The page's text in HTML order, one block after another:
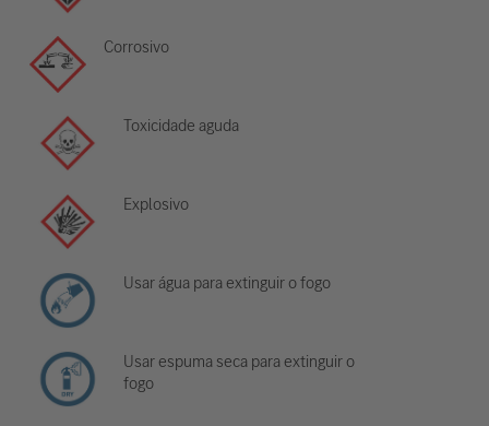
Corrosivo
Toxicidade aguda
Explosivo
Usar água para extinguir o fogo
Usar espuma seca para extinguir o
fogo